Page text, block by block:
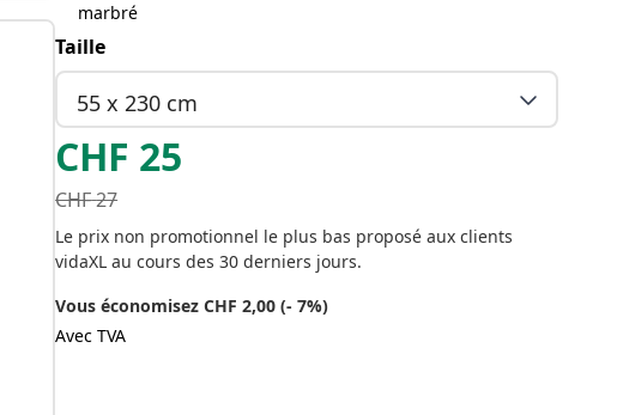
marbré
Taille
55 x 230 cm
CHF 25
CHF27
Le prix non promotionnel le plus bas proposé aux clients
vidaXL au cours des 30 derniers jours.
Vous économisez CHF 2,00 (- 7%)
Avec TVA